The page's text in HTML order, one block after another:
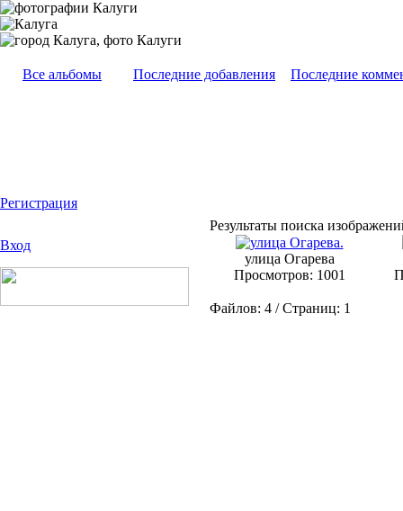
Все альбомы Последние добавления Последние
Регистрация
Вход
Результаты поиска
улица Огарева
Просмотров: 1001
Файлов: 4 / Страниц: 1